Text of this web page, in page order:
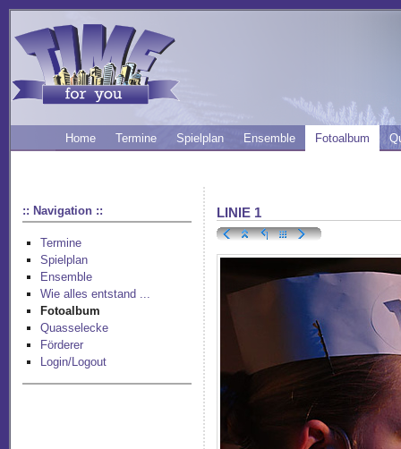
Home Termine Spielplan Ensemble Fotoalbum
:: Navigation ::
Termine
Spielplan
Ensemble
Wie alles entstand ...
Fotoalbum
Quasselecke
Förderer
Login/Logout
LINIE 1